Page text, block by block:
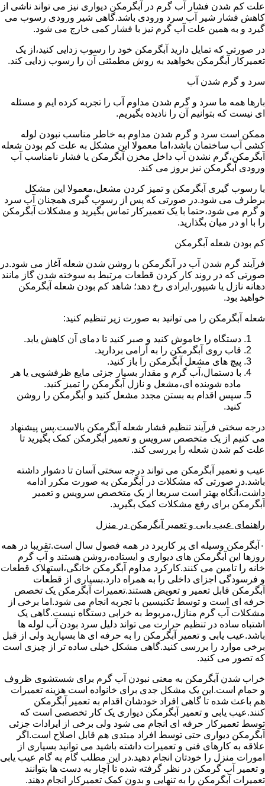
علت کم شدن فشار آب گرم در آبگرمکن دیواری نیز می تواند ناشی از
کاهش فشار شیر آب سرد ورودی باشد.گاهی شیر ورودی رسوب می
گیرد و به همین علت آب گرم نیز با فشار کمی خارج می شود.
در صورتی که تمایل دارید آبگرمکن خود را رسوب زدایی کنید،از یک
تعمیرکار آبگرمکن بخواهید به روش مطمئنی آن را رسوب زدایی کند.
سرد و گرم شدن آب
بارها همه ما سرد و گرم شدن مداوم آب را تجربه کرده ایم و مسئله
ای نیست که بتوانیم آن را نادیده بگیریم.
ممکن است سرد و گرم شدن مداوم به خاطر مناسب نبودن لوله
کشی آب ساختمان باشد،اما معمولا این مشکل به علت کم بودن شعله
آبگرمکن،گرم نشدن آب داخل مخزن آبگرمکن یا فشار نامناسب آب
ورودی آبگرمکن نیز بروز می کند.
با رسوب گیری آبگرمکن و تمیز کردن مشعل،معمولا این مشکل
برطرف می شود.در صورتی که پس از رسوب گیری همچنان آب سرد
و گرم می شود،حتما با یک تعمیرکار تماس بگیرید و مشکلات آبگرمکن
را با او در میان بگذارید.
کم بودن شعله آبگرمکن
فرآیند گرم شدن آب در آبگرمکن با روشن شدن شعله آغاز می شود.در
صورتی که در روند کار کردن قطعات مرتبط به سوخته شدن گاز مانند
دهانه نازل یا شیپور،ایرادی رخ دهد؛ شاهد کم بودن شعله آبگرمکن
خواهید بود.
شعله آبگرمکن را می توانید به صورت زیر تنظیم کنید:
دستگاه را خاموش کنید و صبر کنید تا دمای آن کاهش یابد.
قاب روی آبگرمکن را به آرامی بردارید.
پیچ های مشعل آبگرمکن را باز کنید.
با دستمال،آب گرم و مقدار بسیار جزئی مایع ظرفشویی یا هر
ماده شوینده ای،مشعل و نازل آبگرمکن را تمیز کنید.
سپس اقدام به بستن مجدد مشعل کنید و آبگرمکن را روشن
کنید.
درجه سختی فرآیند تنظیم فشار شعله آبگرمکن بالاست.پس پیشنهاد
می کنیم از یک متخصص سرویس و تعمیر آبگرمکن کمک بگیرید تا
علت کم شدن شعله را بررسی کند.
عیب و تعمیر آبگرمکن می تواند درجه سختی آسان تا دشوار داشته
باشد.در صورتی که مشکلات در آبگرمکن به صورت مکرر ادامه
داشت،آنگاه بهتر است سریعا از یک متخصص سرویس و تعمیر
آبگرمکن برای رفع مشکلات کمک بگیرید.
راهنمای عیب یابی و تعمیر آبگرمکن در منزل
۰آبگرمکن وسیله ای پر کاربرد در همه فصول سال است.تقریبا در همه
روزها این آبگرمکن های دیواری و ایستاده،روشن هستند و آب گرم
خانه را تامین می کنند.کارکرد مداوم آبگرمکن خانگی،استهلاک قطعات
و فرسودگی اجزای داخلی را به همراه دارد.بسیاری از قطعات
آبگرمکن قابل تعمیر و تعویض هستند.تعمیرات آبگرمکن یک تخصص
حرفه ای است و توسط تکنیسین با تجربه انجام می شود.اما برخی از
مشکلات آب گرم منازل،مربوط به خرابی دستگاه نیست.گاهی یک
اشتباه ساده در تنظیم حرارت می تواند دلیل سرد بودن آب لوله ها
باشد.عیب یابی و تعمیر آبگرمکن را به حرفه ای ها بسپارید ولی از قبل
برخی موارد را بررسی کنید.گاهی مشکل خیلی ساده تر از چیزی است
که تصور می کنید.
خراب شدن آبگرمکن به معنی نبودن آب گرم برای شستشوی ظروف
و حمام است.این یک مشکل جدی برای خانواده است هزینه تعمیرات
هم باعث شده تا گاهی افراد خودشان اقدام به تعمیر آبگرمکن
کنند.عیب یابی و تعمیر آبگرمکن دیواری یک کار تخصصی است که
توسط تعمیرکار حرفه ای انجام می شود ولی برخی از ایرادات جزئی
آبگرمکن دیواری حتی توسط افراد مبتدی هم قابل اصلاح است.اگر
علاقه به کارهای فنی و تعمیرات داشته باشید می توانید بسیاری از
امورات منزل را خودتان انجام دهید.در این مطلب گام به گام عیب یابی
و تعمیر آب گرمکن در نظر گرفته شده تا آچار به دست ها بتوانند
تعمیرات آبگرمکن را به تنهایی و بدون کمک تعمیرکار انجام دهند.